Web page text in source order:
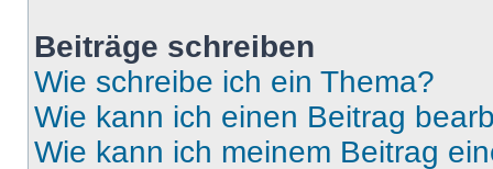
Beiträge schreiben
Wie schreibe ich ein Thema?
Wie kann ich einen Beitrag
Wie kann ich meinem Beitrag